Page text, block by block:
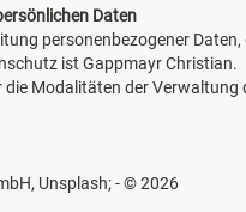
Daten
personenbezogener
ist Gappmayr Christian.
Modalitäten der Verwaltung
Unsplash; - © 2026